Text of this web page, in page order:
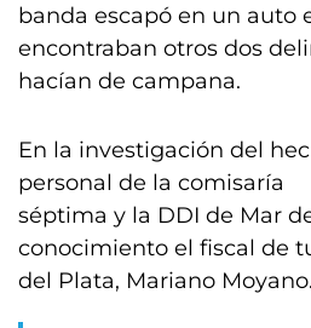
banda escapó en un auto
encontraban otros dos
hacían de campana.
En la investigación del
personal de la comisaría
séptima y la DDI de Mar
conocimiento el fiscal de
del Plata, Mariano